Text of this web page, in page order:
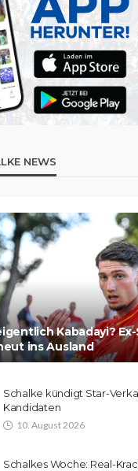
NEWS
Kabadayi?
ins Ausland
Schalke kündigt Star-
Kandidaten
10. August 2026
Schalkes Woche: Real-